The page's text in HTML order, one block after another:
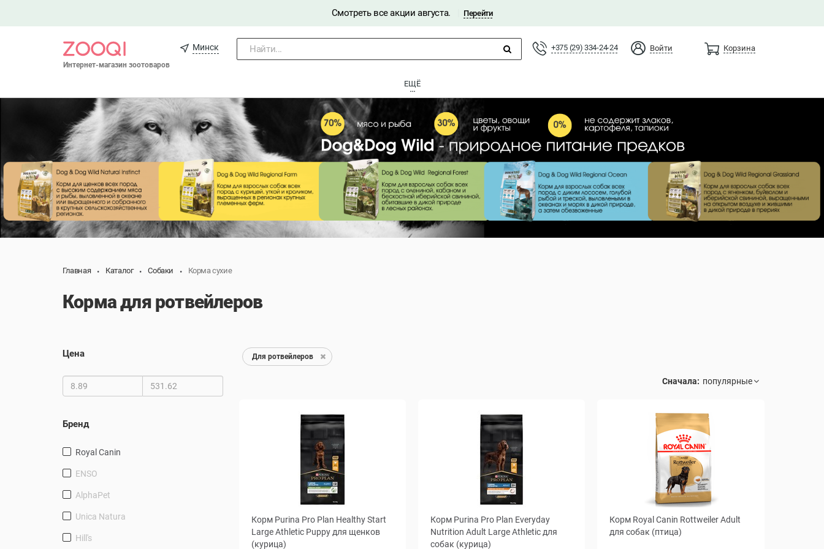
Смотреть все акции августа. Перейти
Интернет-магазин зоотоваров
Минск Найти... +375 (29) 334-24-24 Войти Корзина
ЕЩЁ
Главная Каталог Собаки Корма сухие
Корма для ротвейлеров
Цена
Бренд
Royal Canin
ENSO
AlphaPet
Unica Natura
Hill's
Для ротвейлеров
Сначала:
Корм Purina Pro Plan Healthy Start
Large Athletic Puppy для щенков
(курица)
Корм Purina Pro Plan Everyday
Nutrition Adult Large Athletic для
собак (курица)
Корм Royal Canin Rottweiler Adult
для собак (птица)